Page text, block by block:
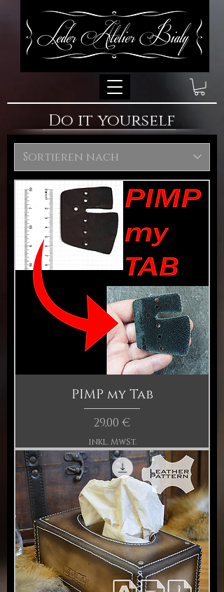
Do it yourself
PIMP my Tab
Preis
29,00 €
inkl. MwSt.